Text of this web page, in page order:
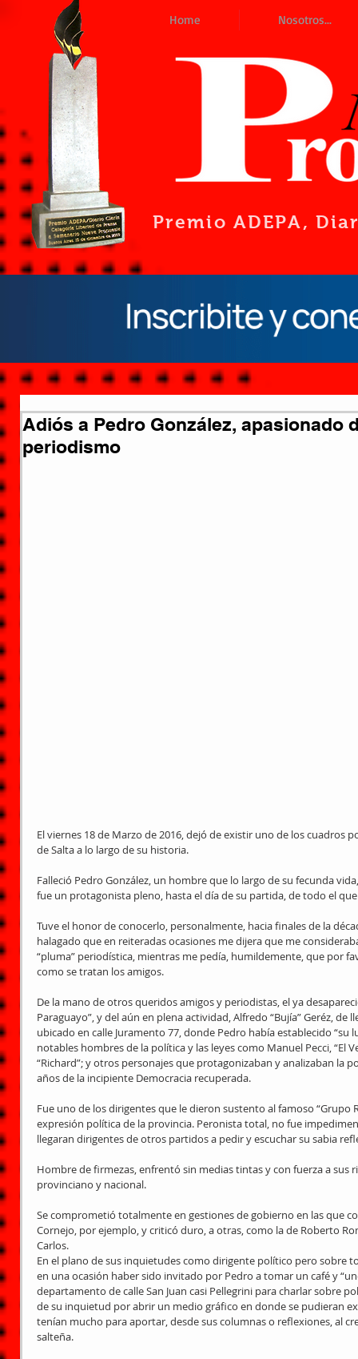
Home Nosotros...
Premio ADEPA,
Adiós a Pedro González, apasionado
periodismo
El viernes 18 de Marzo de 2016, dejó de existir uno de los cuadros
de Salta a lo largo de su historia.
Falleció Pedro González, un hombre que lo largo de su fecunda
fue un protagonista pleno, hasta el día de su partida, de todo el
Tuve el honor de conocerlo, personalmente, hacia finales de la
halagado que en reiteradas ocasiones me dijera que me
“pluma” periodística, mientras me pedía, humildemente, que por
como se tratan los amigos.
De la mano de otros queridos amigos y periodistas, el ya
Paraguayo”, y del aún en plena actividad, Alfredo “Bujía” Geréz,
ubicado en calle Juramento 77, donde Pedro había establecido
notables hombres de la política y las leyes como Manuel Pecci, “El
“Richard”; y otros personajes que protagonizaban y analizaban la
años de la incipiente Democracia recuperada.
Fue uno de los dirigentes que le dieron sustento al famoso “Grupo
expresión política de la provincia. Peronista total, no fue
llegaran dirigentes de otros partidos a pedir y escuchar su sabia
Hombre de firmezas, enfrentó sin medias tintas y con fuerza a
provinciano y nacional.
Se comprometió totalmente en gestiones de gobierno en las que
Cornejo, por ejemplo, y criticó duro, a otras, como la de Roberto
Carlos.
En el plano de sus inquietudes como dirigente político pero sobre
en una ocasión haber sido invitado por Pedro a tomar un café y
departamento de calle San Juan casi Pellegrini para charlar sobre
de su inquietud por abrir un medio gráfico en donde se pudieran
tenían mucho para aportar, desde sus columnas o reflexiones, al
salteña.